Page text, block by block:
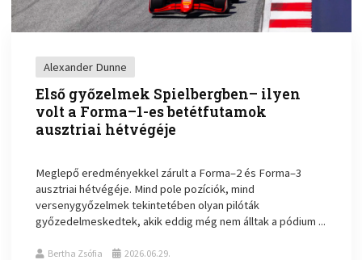
Alexander Dunne
Első győzelmek Spielbergben– ilyen
volt a Forma–1-es betétfutamok
ausztriai hétvégéje
Meglepő eredményekkel zárult a Forma–2 és Forma–3
ausztriai hétvégéje. Mind pole pozíciók, mind
versenygyőzelmek tekintetében olyan pilóták
győzedelmeskedtek, akik eddig még nem álltak a pódium ...
Bertha Zsófia 2026.06.29.